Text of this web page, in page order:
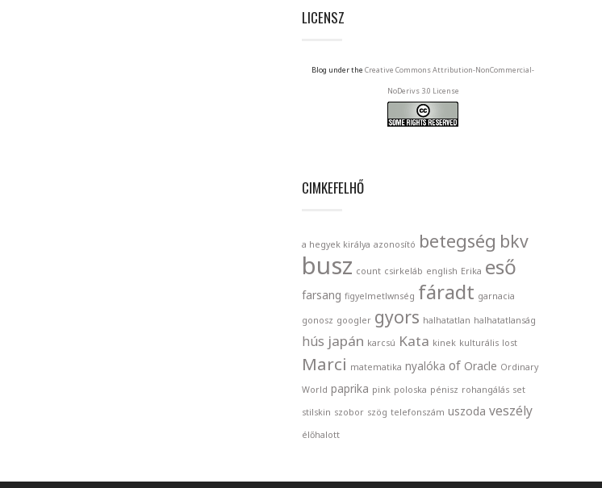
LICENSZ
Blog under the Creative Commons Attribution-NonCommercial-
NoDerivs 3.0 License
CIMKEFELHŐ
a hegyek királya azonosító betegség bkv
busz count csirkeláb english Erika eső
farsang figyelmetlwnség fáradt garnacia
gonosz googler gyors halhatatlan halhatatlanság
hús japán karcsú Kata kinek kulturális lost
Marci matematika nyalóka of Oracle Ordinary
World paprika pink poloska pénisz rohangálás set
stilskin szobor szög telefonszám uszoda veszély
élőhalott